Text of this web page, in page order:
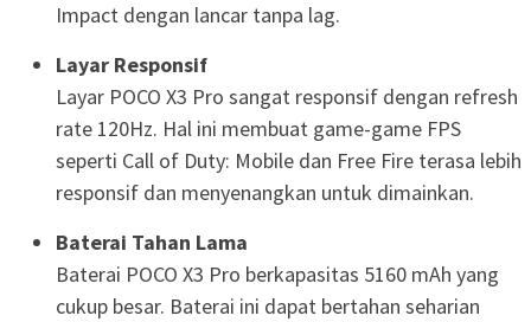
Impact dengan lancar tanpa lag.
Layar Responsif
Layar POCO X3 Pro sangat responsif dengan refresh
rate 120Hz. Hal ini membuat game-game FPS
seperti Call of Duty: Mobile dan Free Fire terasa lebih
responsif dan menyenangkan untuk dimainkan.
Baterai Tahan Lama
Baterai POCO X3 Pro berkapasitas 5160 mAh yang
cukup besar. Baterai ini dapat bertahan seharian